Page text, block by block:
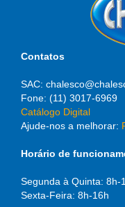
Contatos
SAC:
Fone: (11) 3017-6969
Catálogo Digital
Ajude-nos a melhorar:
Horário de
Segunda à Quinta: 8h-
Sexta-Feira: 8h-16h